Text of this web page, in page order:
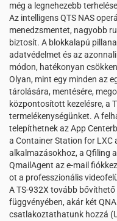
még a legnehezebb
Az intelligens QTS NAS
menedzsmentet, nagyobb
biztosít. A blokkalapú
adatvédelmet és az
módon, hatékonyan
Olyan, mint egy minden az
tárolására, mentésére,
központosított kezelésre, a
termelékenységünket. A
telepíthetnek az App
a Container Station for LXC
alkalmazásokhoz, a Qfiling
QmailAgent az e-mail
ot a professzionális
A TS-932X tovább
függvényében, akár két
csatlakoztathatunk hozzá